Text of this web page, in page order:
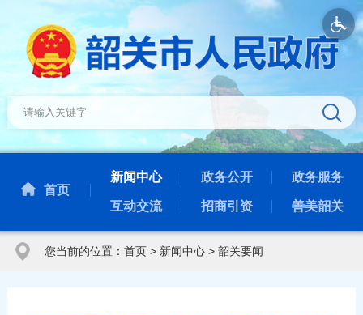
首页
新闻中心 政务公开 政务服务
互动交流 招商引资 善美韶关
您当前的位置： 首页> 新闻中心> 韶关要闻